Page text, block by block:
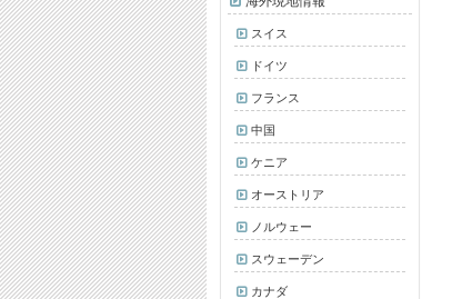
スイス
ドイツ
フランス
中国
ケニア
オーストリア
ノルウェー
スウェーデン
カナダ